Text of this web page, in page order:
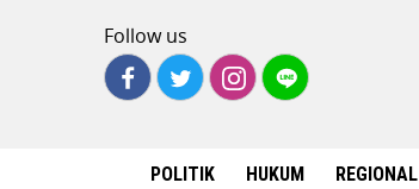
Follow us
POLITIK HUKUM REGIONAL